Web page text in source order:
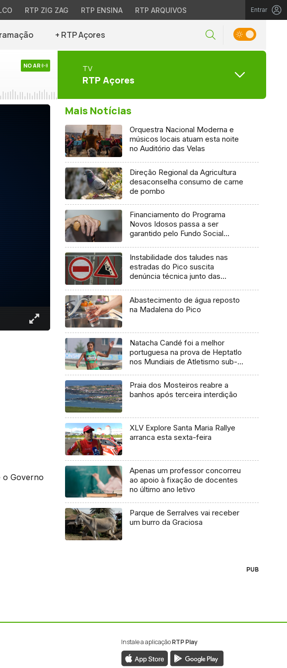
RTP ZIG ZAG RTP ENSINA RTP ARQUIVOS Entrar
+ RTP Açores
NO AR TV
RTP Açores
o Governo
Mais Notícias
Orquestra Nacional Moderna e
músicos locais atuam esta noite
no Auditório das Velas
Direção Regional da Agricultura
desaconselha consumo de carne
de pombo
Financiamento do Programa
Novos Idosos passa a ser
garantido pelo Fundo Social
Instabilidade dos taludes nas
estradas do Pico suscita
denúncia técnica junto das
Abastecimento de água reposto
na Madalena do Pico
Natacha Candé foi a melhor
portuguesa na prova de Heptatlo
nos Mundiais de Atletismo sub-
Praia dos Mosteiros reabre a
banhos após terceira interdição
XLV Explore Santa Maria Rallye
arranca esta sexta-feira
Apenas um professor concorreu
ao apoio à fixação de docentes
no último ano letivo
Parque de Serralves vai receber
um burro da Graciosa
PUB
Instale a aplicaçãoRTP Play